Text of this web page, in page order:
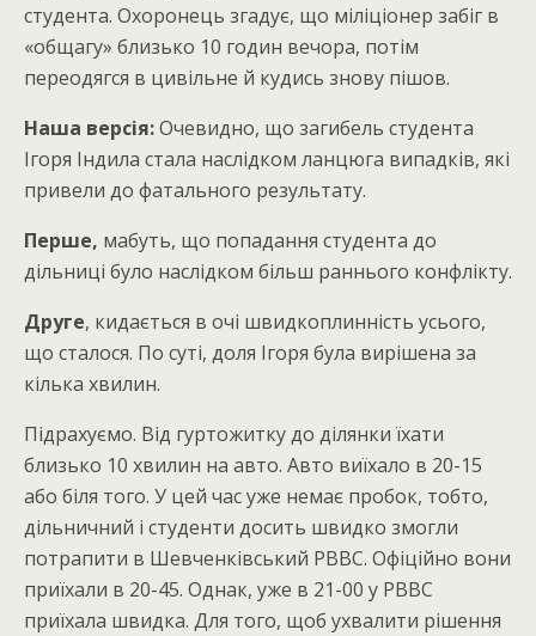
студента. Охоронець згадує, що міліціонер забіг в
«общагу» близько 10 годин вечора, потім
переодягся в цивільне й кудись знову пішов.
Наша версія:Очевидно, що загибель студента
Ігоря Індила стала наслідком ланцюга випадків, які
привели до фатального результату.
Перше, мабуть, що попадання студента до
дільниці було наслідком більш раннього конфлікту.
Друге, кидається в очі швидкоплинність усього,
що сталося. По суті, доля Ігоря була вирішена за
кілька хвилин.
Підрахуємо. Від гуртожитку до ділянки їхати
близько 10 хвилин на авто. Авто виїхало в 20-15
або біля того. У цей час уже немає пробок, тобто,
дільничний і студенти досить швидко змогли
потрапити в Шевченківський РВВС. Офіційно вони
приїхали в 20-45. Однак, уже в 21-00 у РВВС
приїхала швидка. Для того, щоб ухвалити рішення